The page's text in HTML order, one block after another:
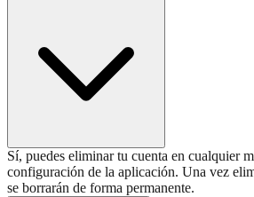
Sí, puedes eliminar tu cuenta en cualquier
configuración de la aplicación. Una vez
se borrarán de forma permanente.